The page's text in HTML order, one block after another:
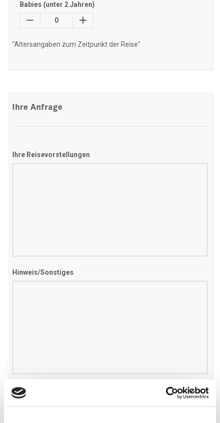
Babies (unter 2 Jahren)
0
"Altersangaben zum Zeitpunkt der Reise"
Ihre Anfrage
Ihre Reisevorstellungen
Hinweis/Sonstiges